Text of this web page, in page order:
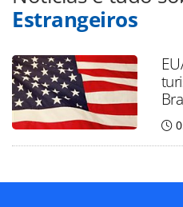
Estrangeiros